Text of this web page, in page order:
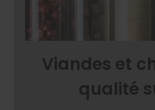
Viandes et
qualité